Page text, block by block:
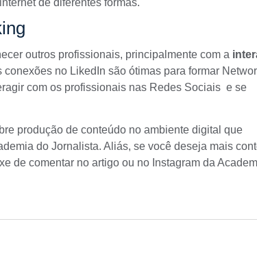
outros profissionais, principalmente com a
conexões no LikedIn são ótimas para formar
com os profissionais nas Redes Sociais e se
produção de conteúdo no ambiente digital que
do Jornalista. Aliás, se você deseja mais
de comentar no artigo ou no Instagram da